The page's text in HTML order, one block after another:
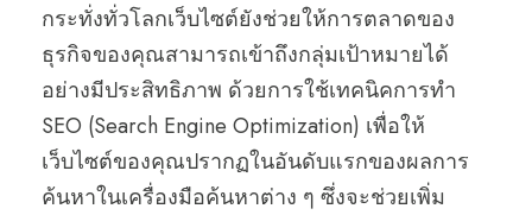
กระทั่งทั่วโลกเว็บไซต์ยังช่วยให้การตลาดของ
ธุรกิจของคุณสามารถเข้าถึงกลุ่มเป้าหมายได้
อย่างมีประสิทธิภาพ ด้วยการใช้เทคนิคการทำ
SEO (Search Engine Optimization) เพื่อให้
เว็บไซต์ของคุณปรากฏในอันดับแรกของผลการ
ค้นหาในเครื่องมือค้นหาต่าง ๆ ซึ่งจะช่วยเพิ่ม